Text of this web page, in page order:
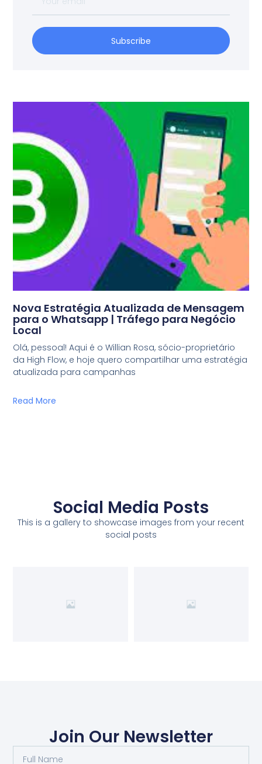
Subscribe
Nova Estratégia Atualizada de Mensagem
para o Whatsapp | Tráfego para Negócio
Local
Olá, pessoal! Aqui é o Willian Rosa, sócio-proprietário
da High Flow, e hoje quero compartilhar uma estratégia
atualizada para campanhas
Read More
Social Media Posts
This is a gallery to showcase images from your recent
social posts
Join Our Newsletter